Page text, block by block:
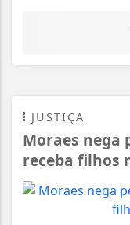
JUSTIÇA
Moraes nega
receba filhos